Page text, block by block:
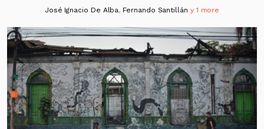
José Ignacio De Alba, Fernando Santillán y 1 more